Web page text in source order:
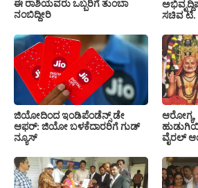
ಈ ರಾಶಿಯವರು ಒಬ್ಬರಿಗೆ ತುಂಬಾ
ನಂಬಿದ್ದೀರಿ
ಸಚಿವ ಟಿ.
ಜಿಯೋದಿಂದ ಇಂಡಿಪೆಂಡೆನ್ಸ್ ಡೇ
ಆಫರ್: ಜಿಯೋ ಬಳಕೆದಾರರಿಗೆ ಗುಡ್
ನ್ಯೂಸ್
ಆರೋಗ್ಯ,
ವೈರಲ್